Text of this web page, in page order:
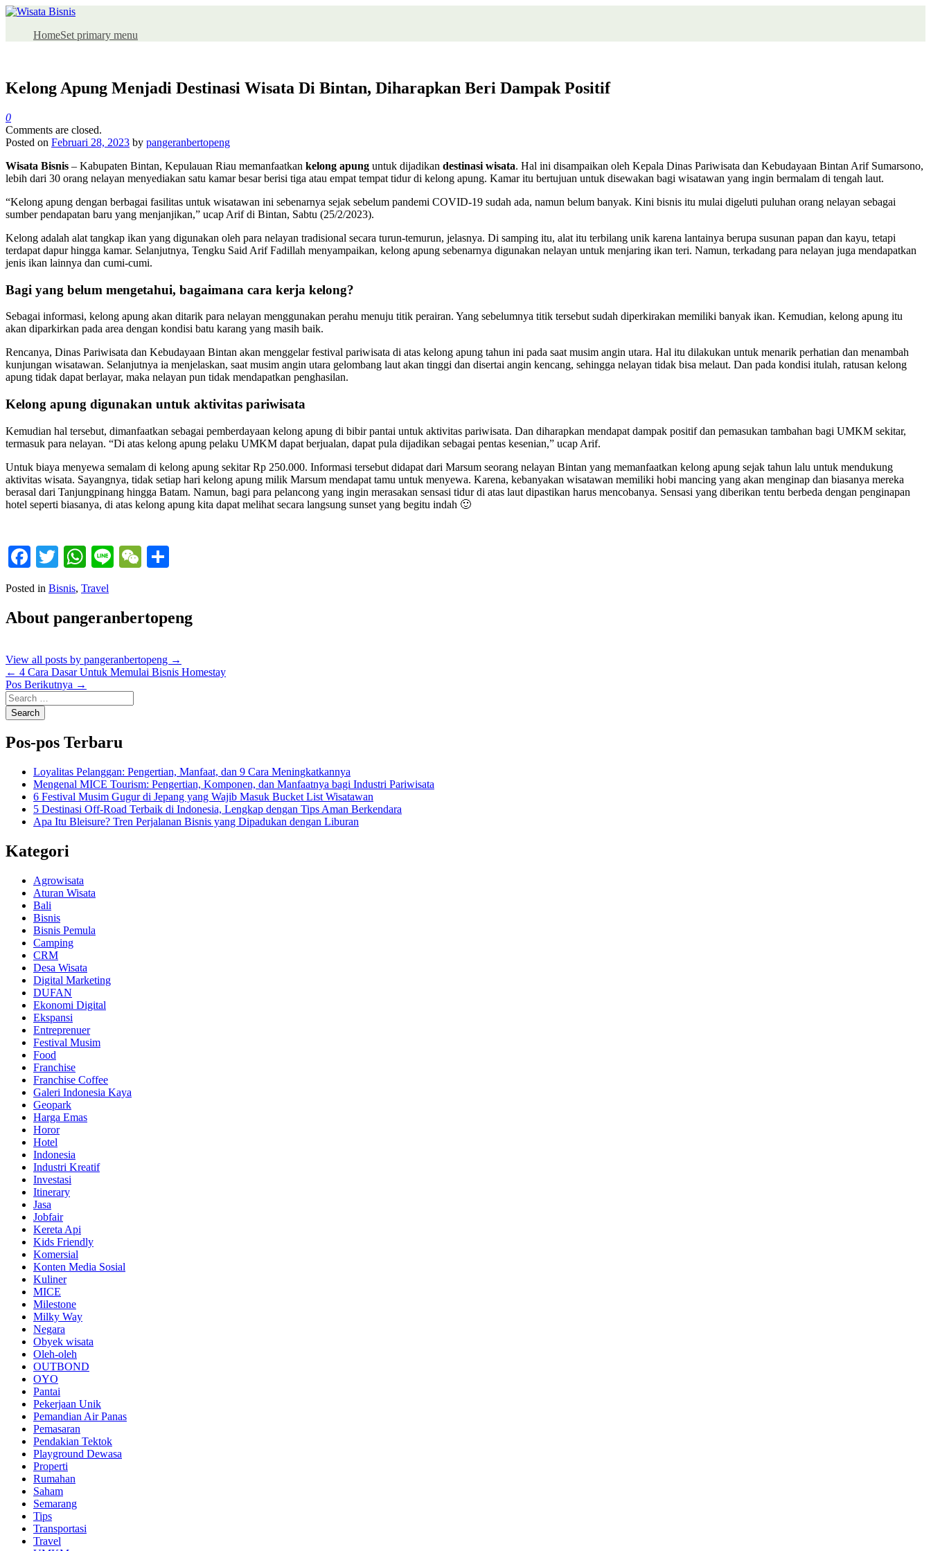
HomeSet primary menu
Kelong Apung Menjadi Destinasi Wisata Di Bintan, Diharapkan Beri Dampak Positif
0
Comments are closed.
Posted on Februari 28, 2023 by pangeranbertopeng
Wisata Bisnis – Kabupaten Bintan, Kepulauan Riau memanfaatkan kelong apung untuk dijadikan destinasi wisata. Hal ini disampaikan oleh Kepala Dinas Pariwisata dan Kebudayaan Bintan Arif Sumarsono,
lebih dari 30 orang nelayan menyediakan satu kamar besar berisi tiga atau empat tempat tidur di kelong apung. Kamar itu bertujuan untuk disewakan bagi wisatawan yang ingin bermalam di tengah laut.
“Kelong apung dengan berbagai fasilitas untuk wisatawan ini sebenarnya sejak sebelum pandemi COVID-19 sudah ada, namun belum banyak. Kini bisnis itu mulai digeluti puluhan orang nelayan sebagai
sumber pendapatan baru yang menjanjikan,” ucap Arif di Bintan, Sabtu (25/2/2023).
Kelong adalah alat tangkap ikan yang digunakan oleh para nelayan tradisional secara turun-temurun, jelasnya. Di samping itu, alat itu terbilang unik karena lantainya berupa susunan papan dan kayu, tetapi
terdapat dapur hingga kamar. Selanjutnya, Tengku Said Arif Fadillah menyampaikan, kelong apung sebenarnya digunakan nelayan untuk menjaring ikan teri. Namun, terkadang para nelayan juga mendapatkan
jenis ikan lainnya dan cumi-cumi.
Bagi yang belum mengetahui, bagaimana cara kerja kelong?
Sebagai informasi, kelong apung akan ditarik para nelayan menggunakan perahu menuju titik perairan. Yang sebelumnya titik tersebut sudah diperkirakan memiliki banyak ikan. Kemudian, kelong apung itu
akan diparkirkan pada area dengan kondisi batu karang yang masih baik.
Rencanya, Dinas Pariwisata dan Kebudayaan Bintan akan menggelar festival pariwisata di atas kelong apung tahun ini pada saat musim angin utara. Hal itu dilakukan untuk menarik perhatian dan menambah
kunjungan wisatawan. Selanjutnya ia menjelaskan, saat musim angin utara gelombang laut akan tinggi dan disertai angin kencang, sehingga nelayan tidak bisa melaut. Dan pada kondisi itulah, ratusan kelong
apung tidak dapat berlayar, maka nelayan pun tidak mendapatkan penghasilan.
Kelong apung digunakan untuk aktivitas pariwisata
Kemudian hal tersebut, dimanfaatkan sebagai pemberdayaan kelong apung di bibir pantai untuk aktivitas pariwisata. Dan diharapkan mendapat dampak positif dan pemasukan tambahan bagi UMKM sekitar,
termasuk para nelayan. “Di atas kelong apung pelaku UMKM dapat berjualan, dapat pula dijadikan sebagai pentas kesenian,” ucap Arif.
Untuk biaya menyewa semalam di kelong apung sekitar Rp 250.000. Informasi tersebut didapat dari Marsum seorang nelayan Bintan yang memanfaatkan kelong apung sejak tahun lalu untuk mendukung
aktivitas wisata. Sayangnya, tidak setiap hari kelong apung milik Marsum mendapat tamu untuk menyewa. Karena, kebanyakan wisatawan memiliki hobi mancing yang akan menginap dan biasanya mereka
berasal dari Tanjungpinang hingga Batam. Namun, bagi para pelancong yang ingin merasakan sensasi tidur di atas laut dipastikan harus mencobanya. Sensasi yang diberikan tentu berbeda dengan penginapan
hotel seperti biasanya, di atas kelong apung kita dapat melihat secara langsung sunset yang begitu indah 🙂
Facebook
TwitterWhatsApp
LineWeChat
Posted in Bisnis, Travel
About pangeranbertopeng
View all posts by pangeranbertopeng →
Post
navigation
← 4 Cara Dasar Untuk Memulai Bisnis Homestay
Pos Berikutnya →
Search
for:
Pos-pos Terbaru
Loyalitas Pelanggan: Pengertian, Manfaat, dan 9 Cara Meningkatkannya
Mengenal MICE Tourism: Pengertian, Komponen, dan Manfaatnya bagi Industri Pariwisata
6 Festival Musim Gugur di Jepang yang Wajib Masuk Bucket List Wisatawan
5 Destinasi Off-Road Terbaik di Indonesia, Lengkap dengan Tips Aman Berkendara
Apa Itu Bleisure? Tren Perjalanan Bisnis yang Dipadukan dengan Liburan
Kategori
Agrowisata
Aturan Wisata
Bali
Bisnis
Bisnis Pemula
Camping
CRM
Desa Wisata
Digital Marketing
DUFAN
Ekonomi Digital
Ekspansi
Entreprenuer
Festival Musim
Food
Franchise
Franchise Coffee
Galeri Indonesia Kaya
Geopark
Harga Emas
Horor
Hotel
Indonesia
Industri Kreatif
Investasi
Itinerary
Jasa
Jobfair
Kereta Api
Kids Friendly
Komersial
Konten Media Sosial
Kuliner
MICE
Milestone
Milky Way
Negara
Obyek wisata
Oleh-oleh
OUTBOND
OYO
Pantai
Pekerjaan Unik
Pemandian Air Panas
Pemasaran
Pendakian Tektok
Playground Dewasa
Properti
Rumahan
Saham
Semarang
Tips
Transportasi
Travel